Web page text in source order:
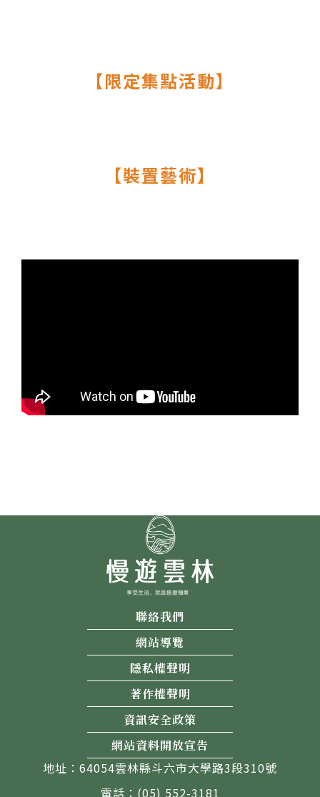
【限定集點活動】
【裝置藝術】
聯絡我們
網站導覽
隱私權聲明
著作權聲明
資訊安全政策
網站資料開放宣告
地址：64054雲林縣斗六市大學路3段310號
電話：(05) 552-3181